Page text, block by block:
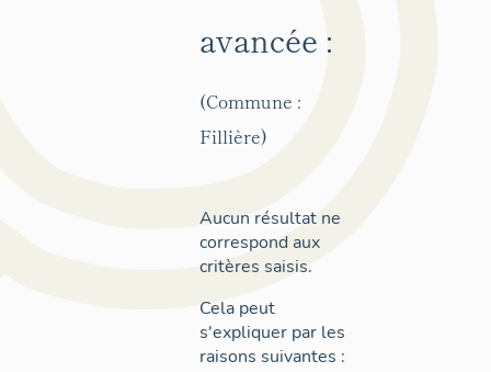
avancée :
(Commune :
Fillière)
Aucun résultat ne
correspond aux
critères saisis.
Cela peut
s'expliquer par les
raisons suivantes :